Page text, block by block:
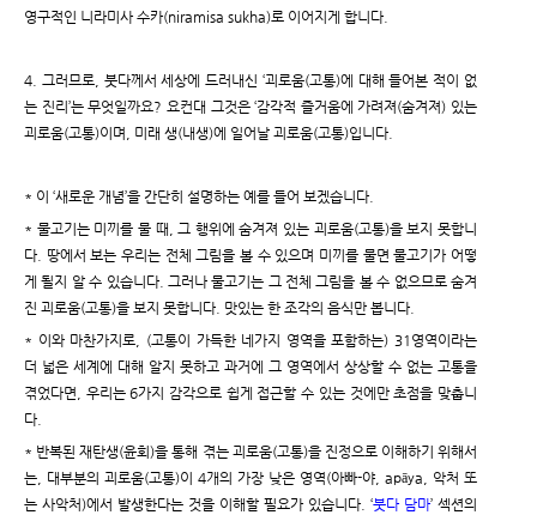
영구적인 니라미사 수카(niramisa sukha)로 이어지게 합니다.
4. 그러므로, 붓다께서 세상에 드러내신 ‘괴로움(고통)에 대해 들어본 적이 없
는 진리’는 무엇일까요? 요컨대 그것은 ‘감각적 즐거움에 가려져(숨겨져) 있는
괴로움(고통)이며, 미래 생(내생)에 일어날 괴로움(고통)입니다.
* 이 ‘새로운 개념’을 간단히 설명하는 예를 들어 보겠습니다.
* 물고기는 미끼를 물 때, 그 행위에 숨겨져 있는 괴로움(고통)을 보지 못합니
다. 땅에서 보는 우리는 전체 그림을 볼 수 있으며 미끼를 물면 물고기가 어떻
게 될지 알 수 있습니다. 그러나 물고기는 그 전체 그림을 볼 수 없으므로 숨겨
진 괴로움(고통)을 보지 못합니다. 맛있는 한 조각의 음식만 봅니다.
* 이와 마찬가지로, (고통이 가득한 네가지 영역을 포함하는) 31영역이라는
더 넓은 세계에 대해 알지 못하고 과거에 그 영역에서 상상할 수 없는 고통을
겪었다면, 우리는 6가지 감각으로 쉽게 접근할 수 있는 것에만 초점을 맞춥니
다.
* 반복된 재탄생(윤회)을 통해 겪는 괴로움(고통)을 진정으로 이해하기 위해서
는, 대부분의 괴로움(고통)이 4개의 가장 낮은 영역(아빠-야, apāya, 악처 또
는 사악처)에서 발생한다는 것을 이해할 필요가 있습니다. ‘붓다 담마’ 섹션의